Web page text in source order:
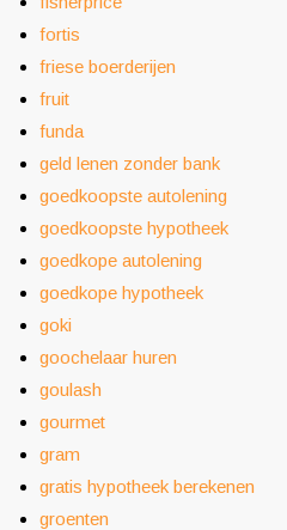
fortis
friese boerderijen
fruit
funda
geld lenen zonder bank
goedkoopste autolening
goedkoopste hypotheek
goedkope autolening
goedkope hypotheek
goki
goochelaar huren
goulash
gourmet
gram
gratis hypotheek berekenen
groenten